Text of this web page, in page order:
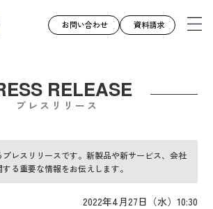
とは
ース
お問い合わせ 資料請求
RELEASE
プレスリリース
レスリリースです。新製品や新サービス、会社
する重要な情報をお伝えします。
2022年4月27日（水）10:30